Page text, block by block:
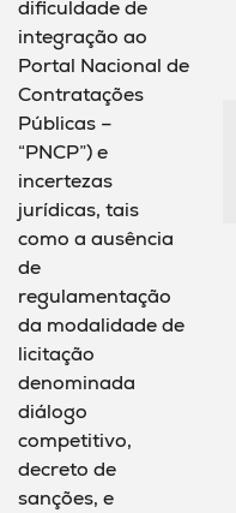
dificuldade de
integração ao
Portal Nacional de
Contratações
Públicas –
“PNCP”) e
incertezas
jurídicas, tais
como a ausência
de
regulamentação
da modalidade de
licitação
denominada
diálogo
competitivo,
decreto de
sanções, e